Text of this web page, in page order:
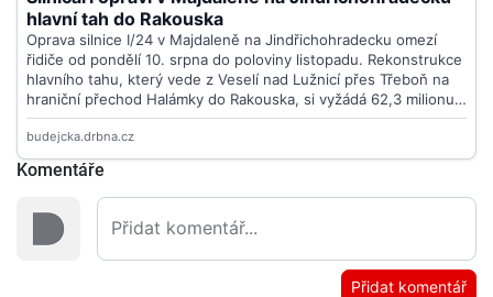
Komentáře
Přidat komentář